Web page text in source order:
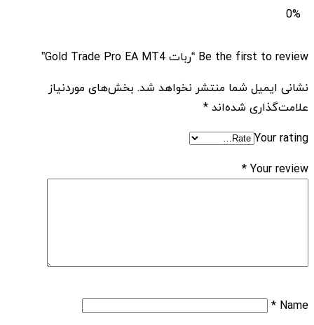
0%
Be the first to review “ربات Gold Trade Pro EA MT4”
نشانی ایمیل شما منتشر نخواهد شد. بخش‌های موردنیاز
علامت‌گذاری شده‌اند*
Your rating
Your review
*
Name
*